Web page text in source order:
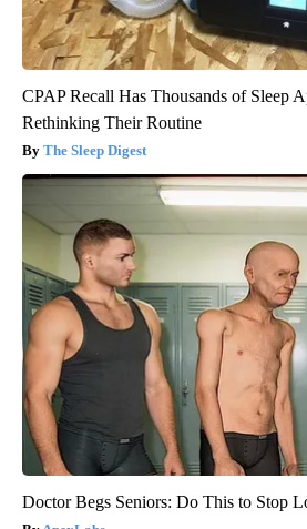
CPAP Recall Has Thousands of Sleep
Rethinking Their Routine
The Sleep Digest
Doctor Begs Seniors: Do This to Stop